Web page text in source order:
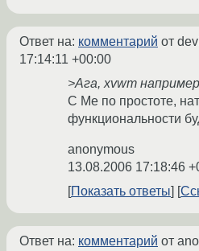
Ответ на: комментарий от
17:14:11 +00:00
>Ага, xvwm
С Me по простоте,
функциональности
anonymous
13.08.2006 17:18:46
Показать ответы
Ответ на: комментарий от